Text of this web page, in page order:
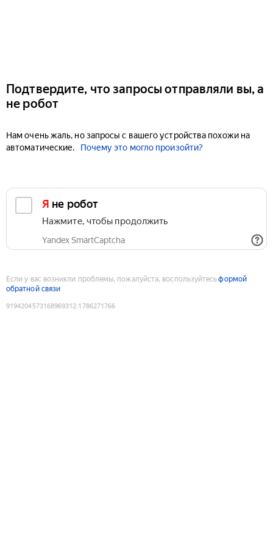
Подтвердите, что запросы отправляли вы, а
не робот
Нам очень жаль, но запросы с вашего устройства похожи на
автоматические.
Почему это могло произойти?
Я не робот
Нажмите, чтобы продолжить
Yandex SmartCaptcha
Если у вас возникли проблемы, пожалуйста, воспользуйтесьформой
обратной связи
9194204573168969312:1786271766